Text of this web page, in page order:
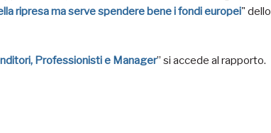
ripresa ma serve spendere bene i fondi europei" dello
Professionisti e Manager” si accede al rapporto.